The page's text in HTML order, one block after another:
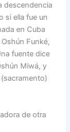
descendencia
si ella fue un
en Cuba
Funké,
fuente dice
Miwá, y
de otra